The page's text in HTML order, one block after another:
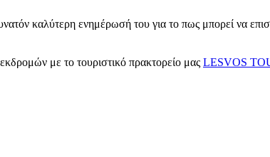
καλύτερη ενημέρωσή του για το πως μπορεί να
με το τουριστικό πρακτορείο μας LESVOS